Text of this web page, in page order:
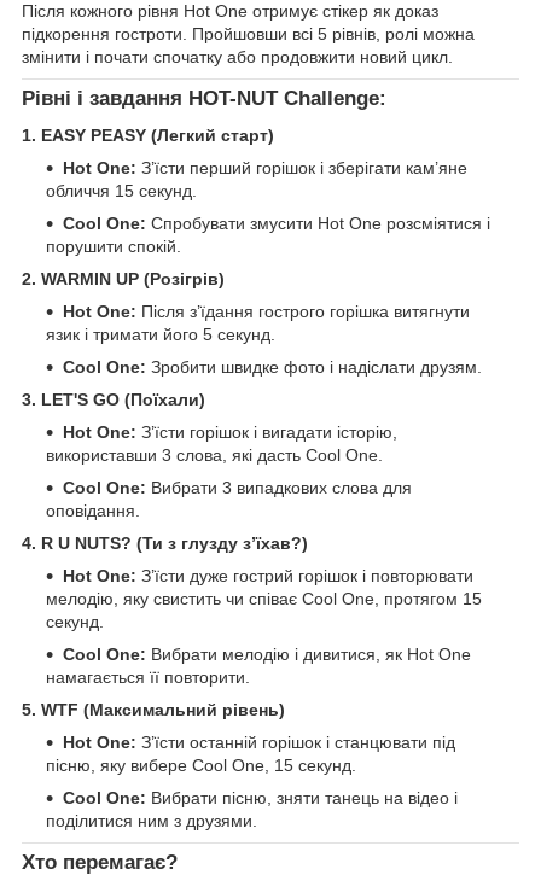
Після кожного рівня Hot One отримує стікер як доказ
підкорення гостроти. Пройшовши всі 5 рівнів, ролі можна
змінити і почати спочатку або продовжити новий цикл.
Рівні і завдання HOT-NUT Challenge:
1. EASY PEASY (Легкий старт)
Hot One: З’їсти перший горішок і зберігати кам’яне
обличчя 15 секунд.
Cool One: Спробувати змусити Hot One розсміятися і
порушити спокій.
2. WARMIN UP (Розігрів)
Hot One: Після з’їдання гострого горішка витягнути
язик і тримати його 5 секунд.
Cool One: Зробити швидке фото і надіслати друзям.
3. LET'S GO (Поїхали)
Hot One: З’їсти горішок і вигадати історію,
використавши 3 слова, які дасть Cool One.
Cool One: Вибрати 3 випадкових слова для
оповідання.
4. R U NUTS? (Ти з глузду з’їхав?)
Hot One: З’їсти дуже гострий горішок і повторювати
мелодію, яку свистить чи співає Cool One, протягом 15
секунд.
Cool One: Вибрати мелодію і дивитися, як Hot One
намагається її повторити.
5. WTF (Максимальний рівень)
Hot One: З’їсти останній горішок і станцювати під
пісню, яку вибере Cool One, 15 секунд.
Cool One: Вибрати пісню, зняти танець на відео і
поділитися ним з друзями.
Хто перемагає?